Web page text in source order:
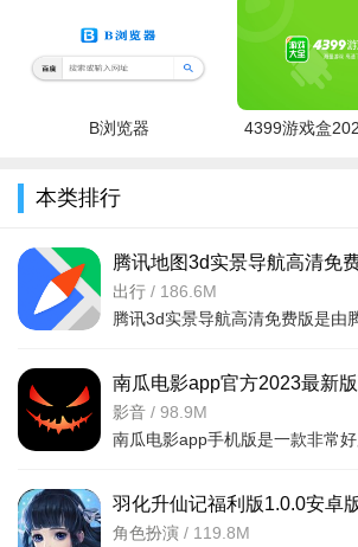
绿川光、钉宫理惠、安元洋贵、前野智
程配音。
角色动态立绘可触控回应，真实实现“线
拉满。
游戏亮点：
猫咪变美男+甜品店经营的双核心设定，
感十足。
无强制氪金、无繁杂操作，碎片化时间
女性玩家。
专为女性向、乙女爱好者、撸猫玩家定
爱与养成需求。
B浏览器
4399游戏盒
本类排行
腾讯地图3d实景导航高清免
安卓版
出行 / 186.6M
南瓜电影app官方2023最新
v9.3.4手机版
影音 / 98.9M
羽化升仙记福利版1.0.0安卓
角色扮演 / 119.8M